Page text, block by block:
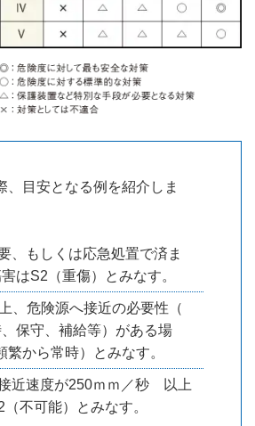
、目安となる例を紹介しま
、もしくは応急処置で済ま
はS2（重傷）とみなす。
、危険源へ接近の必要性（
保守、補給等）がある場
繁から常時）とみなす。
近速度が250ｍｍ／秒 以上
不可能）とみなす。